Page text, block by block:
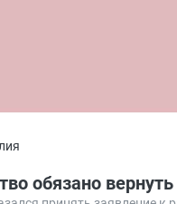
обязано